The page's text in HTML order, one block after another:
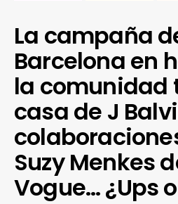
La campaña
Barcelona en
la comunidad
casa de J
Suzy Menkes
Vogue… ¿Ups